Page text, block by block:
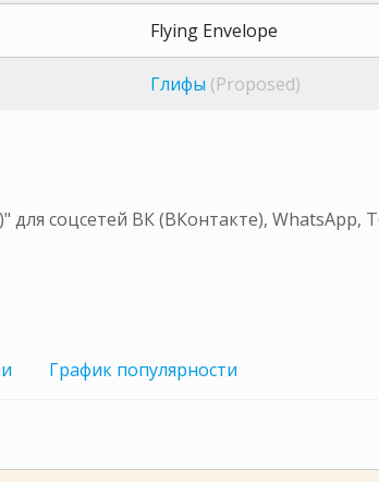
Flying Envelope
Глифы (Proposed)
соцсетей ВК (ВКонтакте), WhatsApp,
График популярности